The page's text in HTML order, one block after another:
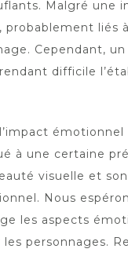
Malgré une
liés
Cependant,
difficile
émotionnel
à une certaine
visuelle et
Nous
les aspects
personnages.